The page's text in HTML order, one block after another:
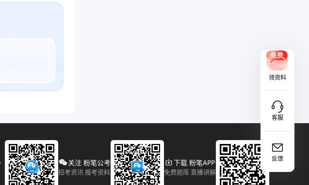
领资料
客服
反馈
关注 粉笔公考
招考资讯 报考资料
下载 粉笔APP
免费题库 直播讲解